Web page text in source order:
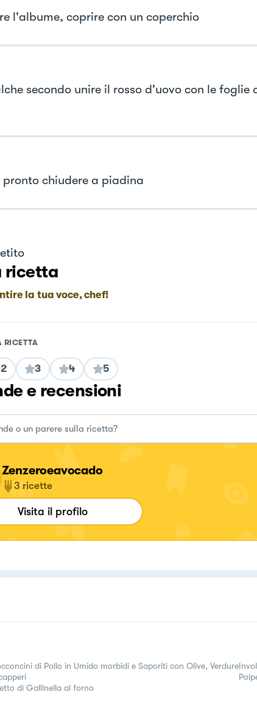
l'albume, coprire con un coperchio
secondo unire il rosso d'uovo con le foglie
pronto chiudere a piadina
ricetta
la tua voce, chef!
RICETTA
2 3 4 5
e recensioni
Zenzeroeavocado
3 ricette
Visita il profilo
di Pollo in Umido morbidi e Saporiti con Olive, Verdure
di Gallinella al forno